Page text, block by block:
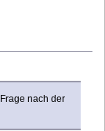
bei
die